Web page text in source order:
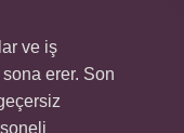
ve iş
erer. Son